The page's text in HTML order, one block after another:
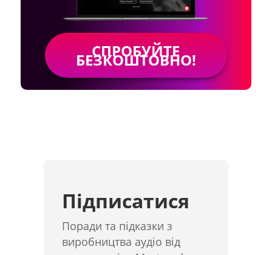
СПРОБУЙТЕ
БЕЗКОШТОВНО!
Підписатися
Поради та підказки з
виробництва аудіо від